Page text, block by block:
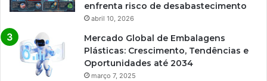
enfrenta risco de desabastecimento
abril 10, 2026
Mercado Global de Embalagens
Plásticas: Crescimento, Tendências e
Oportunidades até 2034
março 7, 2025